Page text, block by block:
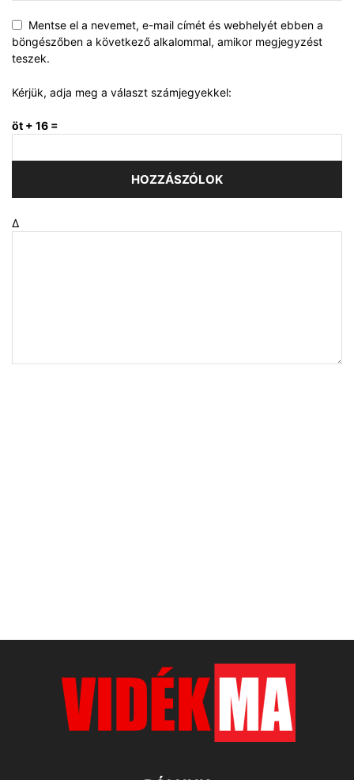
Mentse el a nevemet, e-mail címét és webhelyét ebben a
böngészőben a következő alkalommal, amikor megjegyzést
teszek.
Kérjük, adja meg a választ számjegyekkel:
öt + 16 =
Δ